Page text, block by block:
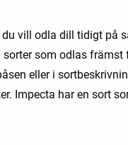
du vill odla dill tidigt på
sorter som odlas främst
eller i
Impecta har en sort